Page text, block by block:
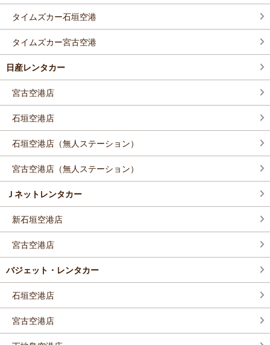
タイムズカー石垣空港
タイムズカー宮古空港
日産レンタカー
宮古空港店
石垣空港店
石垣空港店（無人ステーション）
宮古空港店（無人ステーション）
Ｊネットレンタカー
新石垣空港店
宮古空港店
バジェット・レンタカー
石垣空港店
宮古空港店